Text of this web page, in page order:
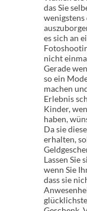
das Sie
es sich an
nicht
Gerade
so ein
machen
Erlebnis
Kinder,
haben,
Da sie
erhalten,
Lassen
wenn Sie
dass sie